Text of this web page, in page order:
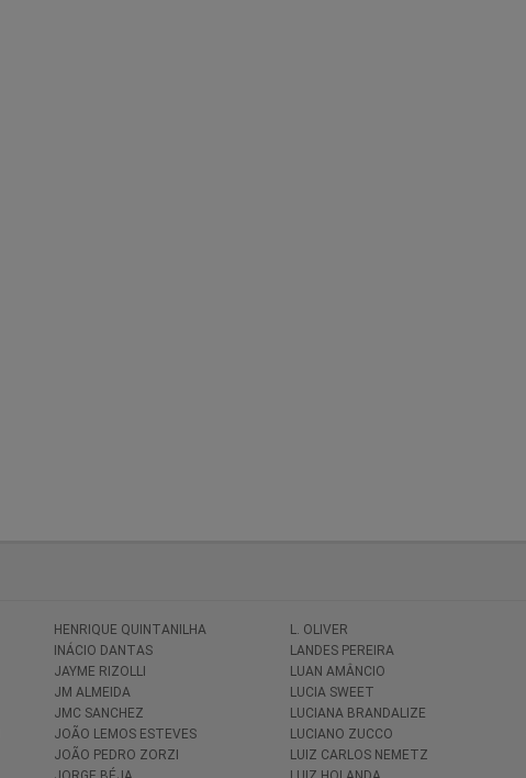
HENRIQUE QUINTANILHA
INÁCIO DANTAS
JAYME RIZOLLI
JM ALMEIDA
JMC SANCHEZ
JOÃO LEMOS ESTEVES
JOÃO PEDRO ZORZI
L. OLIVER
LANDES PEREIRA
LUAN AMÂNCIO
LUCIA SWEET
LUCIANA BRANDALIZE
LUCIANO ZUCCO
LUIZ CARLOS NEMETZ